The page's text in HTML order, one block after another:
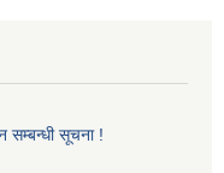
सम्बन्धी सूचना !